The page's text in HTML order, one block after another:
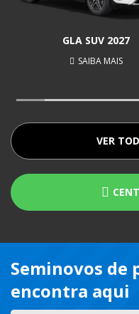
GLA SUV 2027
SAIBA MAIS
VER
Seminovos de
encontra aqui